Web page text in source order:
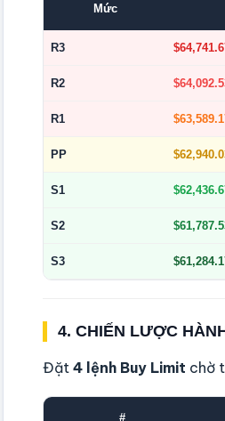
Mức
R3
R2
R1
PP
S1
S2
S3
4. CHIẾN LƯỢC
Đặt 4 lệnh Buy Limit chờ
#